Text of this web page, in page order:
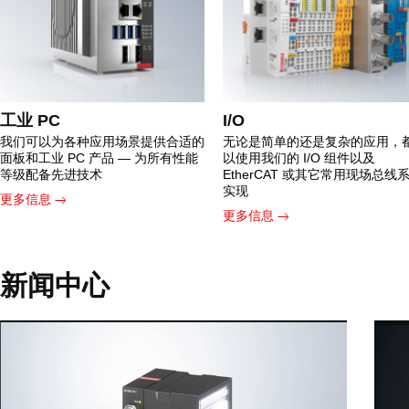
工业 PC
我们可以为各种应用场景提供合适的
面板和工业 PC 产品 — 为所有性能
等级配备先进技术
更多信息
I/O
无论是简单的还是复杂的应用，
以使用我们的 I/O 组件以及
EtherCAT 或其它常用现场总线
实现
更多信息
新闻中心